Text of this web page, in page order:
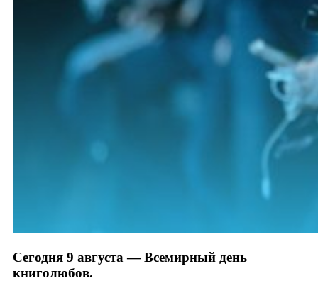
Сегодня 9 августа — Всемирный день
книголюбов.